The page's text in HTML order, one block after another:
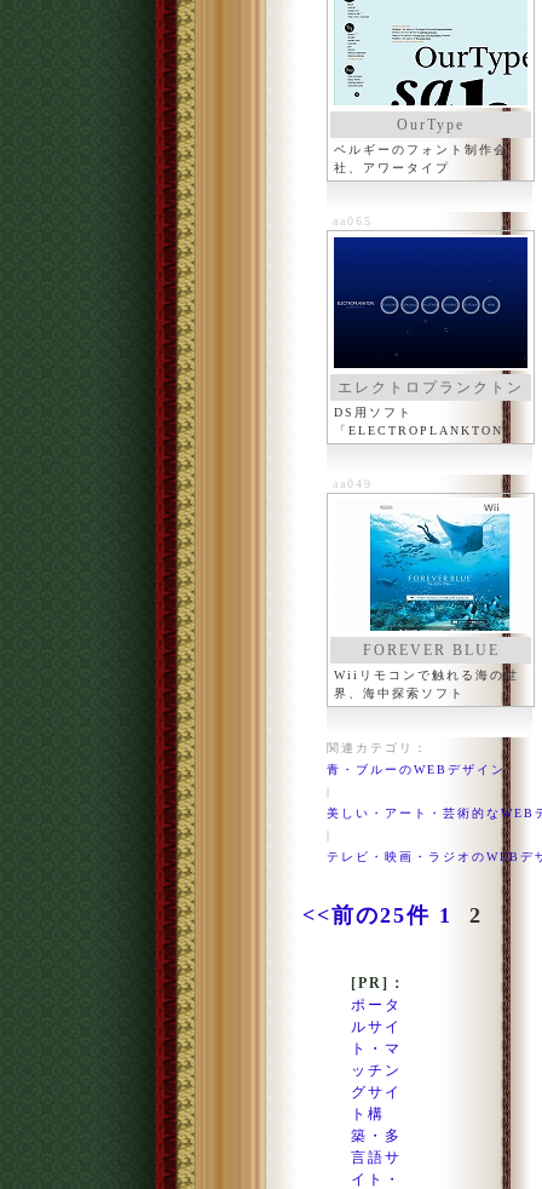
OurType
ベルギーのフォント制作会
社、アワータイプ
aa065
エレクトロプランクトン
DS用ソフト
「ELECTROPLANKTON」
のオフィシャルサイト
aa049
FOREVER BLUE
Wiiリモコンで触れる海の世
界、海中探索ソフト
関連カテゴリ：
青・ブルーのWEBデザイン
|
美しい・アート・芸術的なWEB
|
テレビ・映画・ラジオのWEBデ
<<前の25件 1 2
[PR]：
ポータ
ルサイ
ト・マ
ッチン
グサイ
ト構
築・多
言語サ
イト・